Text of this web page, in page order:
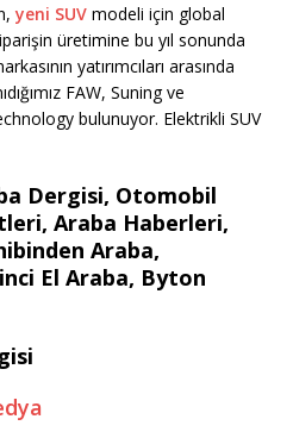
yeni SUV modeli için global
üretimine bu yıl sonunda
yatırımcıları arasında
FAW, Suning ve
bulunuyor. Elektrikli SUV
Dergisi, Otomobil
Araba Haberleri,
Araba,
El Araba, Byton